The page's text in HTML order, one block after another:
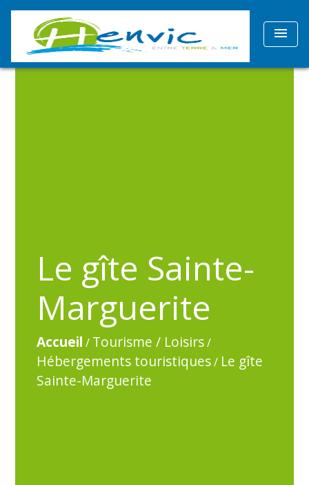
menu
Le gîte Sainte-
Marguerite
Accueil / Tourisme / Loisirs/
Hébergements touristiques/ Le gîte
Sainte-Marguerite